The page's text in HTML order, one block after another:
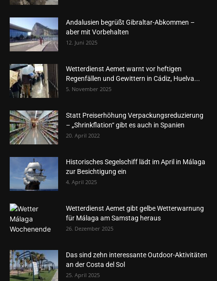
Andalusien begrüßt Gibraltar-Abkommen –
aber mit Vorbehalten
12. Juni 2025
Wetterdienst Aemet warnt vor heftigen
Regenfällen und Gewittern in Cádiz, Huelva...
5. November 2025
Statt Preiserhöhung Verpackungsreduzierung
– „Shrinkflation“ gibt es auch in Spanien
20. April 2022
Historisches Segelschiff lädt im April in Málaga
zur Besichtigung ein
4. April 2025
Wetterdienst Aemet gibt gelbe Wetterwarnung
für Málaga am Samstag heraus
26. Dezember 2025
Das sind zehn interessante Outdoor-Aktivitäten
an der Costa del Sol
25. April 2025